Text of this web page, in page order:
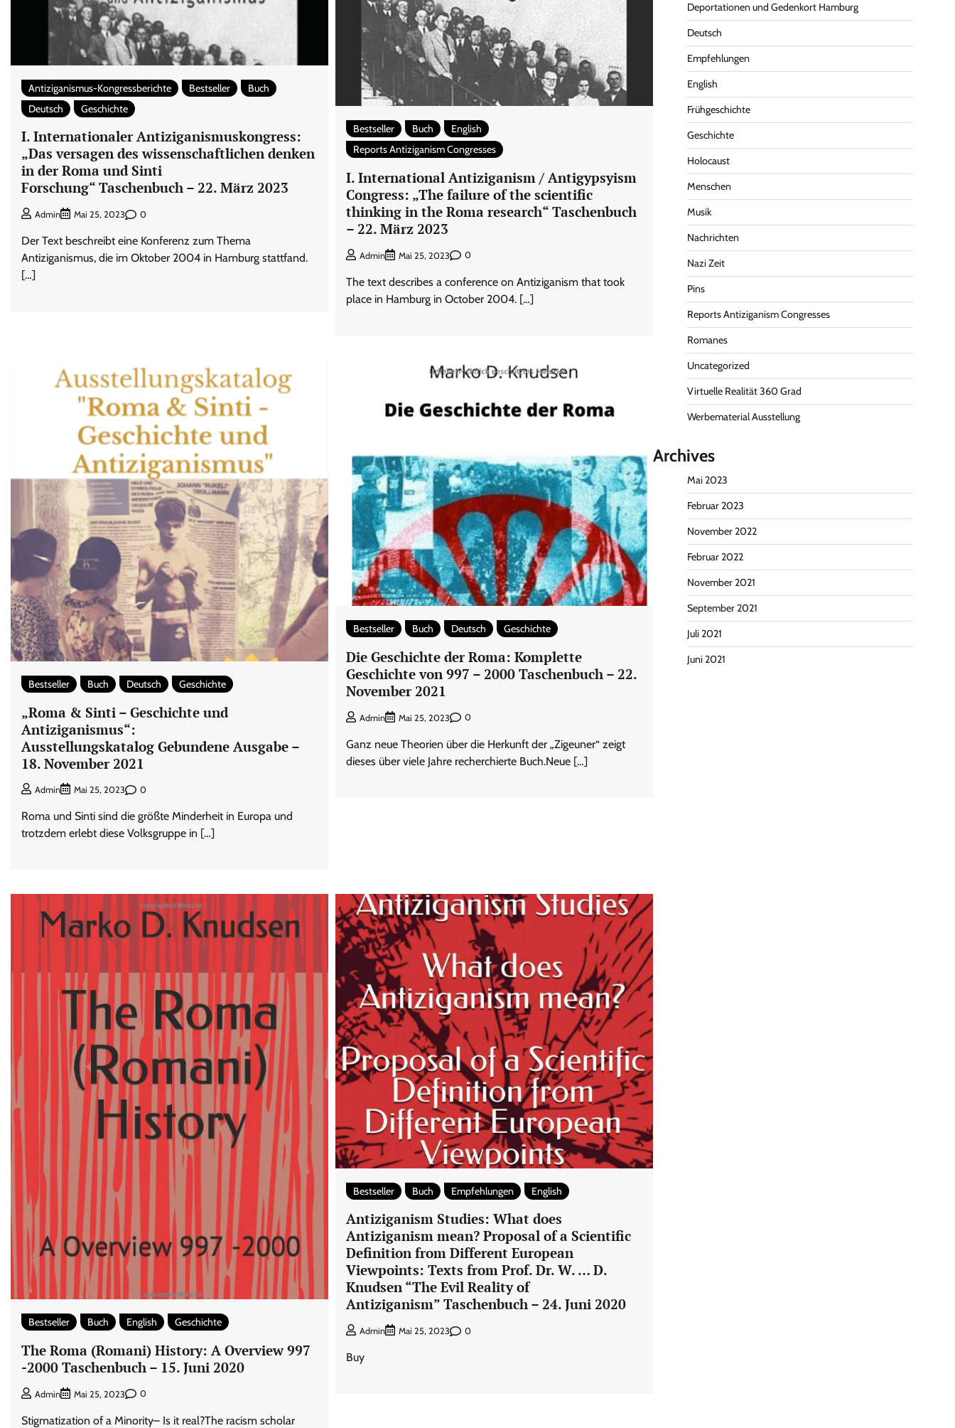
Antiziganismus-Kongressberichte Bestseller
Buch
Deutsch
Geschichte
I. Internationaler Antiziganismuskongress:
„Das versagen des wissenschaftlichen denken
in der Roma und Sinti
Forschung“ Taschenbuch – 22. März 2023
Admin Mai 25, 2023 0
Der Text beschreibt eine Konferenz zum Thema
Antiziganismus, die im Oktober 2004 in Hamburg stattfand.
[…]
Bestseller Buch
English
Reports Antiziganism Congresses
I. International Antiziganism / Antigypsyism
Congress: „The failure of the scientific
thinking in the Roma research“ Taschenbuch
– 22. März 2023
Admin Mai 25, 2023 0
The text describes a conference on Antiziganism that took
place in Hamburg in October 2004. […]
Bestseller Buch Deutsch Geschichte
„Roma & Sinti – Geschichte und
Antiziganismus“:
Ausstellungskatalog Gebundene Ausgabe –
18. November 2021
Admin Mai 25, 2023 0
Roma und Sinti sind die größte Minderheit in Europa und
trotzdem erlebt diese Volksgruppe in […]
Bestseller Buch Deutsch Geschichte
Die Geschichte der Roma: Komplette
Geschichte von 997 – 2000 Taschenbuch – 22.
November 2021
Admin Mai 25, 2023 0
Ganz neue Theorien über die Herkunft der „Zigeuner“ zeigt
dieses über viele Jahre recherchierte Buch.Neue […]
Bestseller Buch English Geschichte
The Roma (Romani) History: A Overview 997
-2000 Taschenbuch – 15. Juni 2020
Admin Mai 25, 2023 0
Stigmatization of a Minority– Is it real?The racism scholar
Bestseller Buch Empfehlungen English
Antiziganism Studies: What does
Antiziganism mean? Proposal of a Scientific
Definition from Different European
Viewpoints: Texts from Prof. Dr. W. … D.
Knudsen “The Evil Reality of
Antiziganism” Taschenbuch – 24. Juni 2020
Admin Mai 25, 2023 0
Buy
Deportationen und Gedenkort Hamburg
Deutsch
Empfehlungen
English
Frühgeschichte
Geschichte
Holocaust
Menschen
Musik
Nachrichten
Nazi Zeit
Pins
Reports Antiziganism Congresses
Romanes
Uncategorized
Virtuelle Realität 360 Grad
Werbematerial Ausstellung
Archives
Mai 2023
Februar 2023
November 2022
Februar 2022
November 2021
September 2021
Juli 2021
Juni 2021